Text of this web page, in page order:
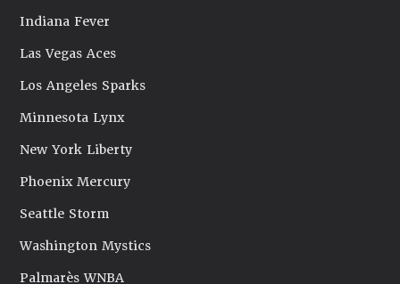
Indiana Fever
Las Vegas Aces
Los Angeles Sparks
Minnesota Lynx
New York Liberty
Phoenix Mercury
Seattle Storm
Washington Mystics
Palmarès WNBA